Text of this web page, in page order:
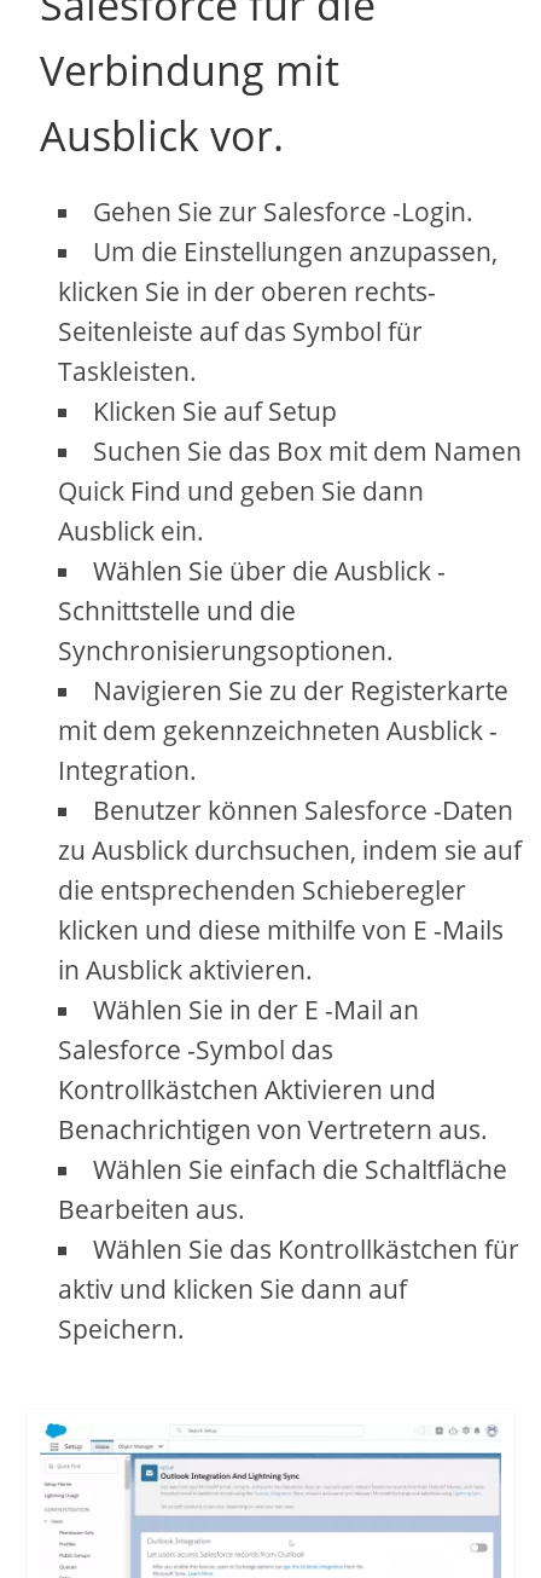
Verbindung mit
Ausblick vor.
Gehen Sie zur Salesforce -Login.
Um die Einstellungen anzupassen,
klicken Sie in der oberen rechts-
Seitenleiste auf das Symbol für
Taskleisten.
Klicken Sie auf Setup
Suchen Sie das Box mit dem Namen
Quick Find und geben Sie dann
Ausblick ein.
Wählen Sie über die Ausblick -
Schnittstelle und die
Synchronisierungsoptionen.
Navigieren Sie zu der Registerkarte
mit dem gekennzeichneten Ausblick -
Integration.
Benutzer können Salesforce -Daten
zu Ausblick durchsuchen, indem sie auf
die entsprechenden Schieberegler
klicken und diese mithilfe von E -Mails
in Ausblick aktivieren.
Wählen Sie in der E -Mail an
Salesforce -Symbol das
Kontrollkästchen Aktivieren und
Benachrichtigen von Vertretern aus.
Wählen Sie einfach die Schaltfläche
Bearbeiten aus.
Wählen Sie das Kontrollkästchen für
aktiv und klicken Sie dann auf
Speichern.